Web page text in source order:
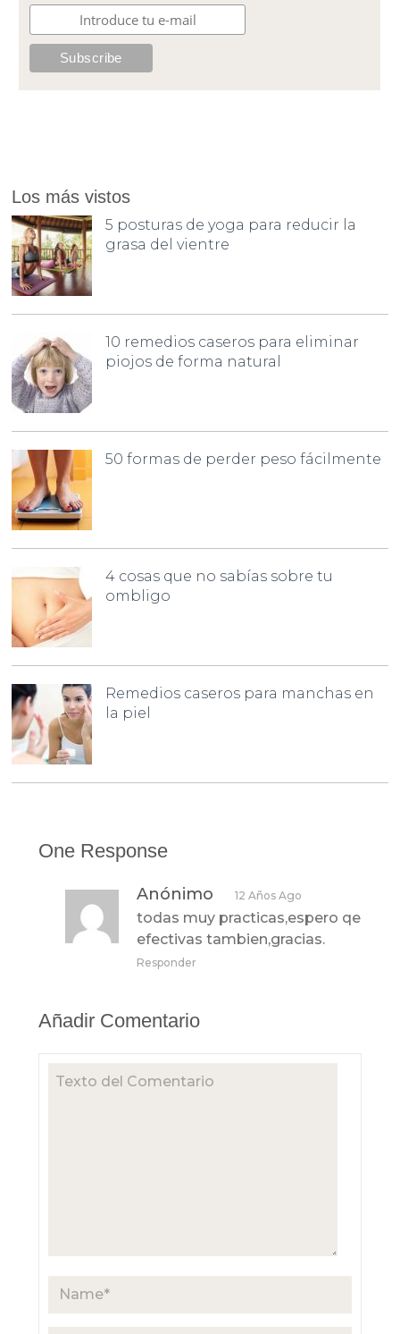
Los más vistos
5 posturas de yoga para reducir la
grasa del vientre
10 remedios caseros para eliminar
piojos de forma natural
50 formas de perder peso fácilmente
4 cosas que no sabías sobre tu
ombligo
Remedios caseros para manchas en
la piel
One Response
Anónimo 12 Años Ago
todas muy practicas,espero qe
efectivas tambien,gracias.
Responder
Añadir Comentario